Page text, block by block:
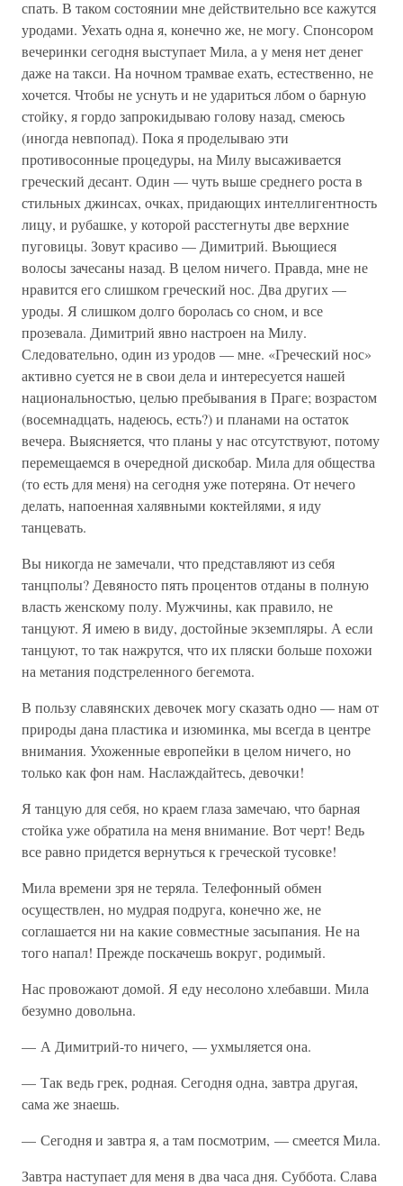
спать. В таком состоянии мне действительно все кажутся
уродами. Уехать одна я, конечно же, не могу. Спонсором
вечеринки сегодня выступает Мила, а у меня нет денег
даже на такси. На ночном трамвае ехать, естественно, не
хочется. Чтобы не уснуть и не удариться лбом о барную
стойку, я гордо запрокидываю голову назад, смеюсь
(иногда невпопад). Пока я проделываю эти
противосонные процедуры, на Милу высаживается
греческий десант. Один — чуть выше среднего роста в
стильных джинсах, очках, придающих интеллигентность
лицу, и рубашке, у которой расстегнуты две верхние
пуговицы. Зовут красиво — Димитрий. Вьющиеся
волосы зачесаны назад. В целом ничего. Правда, мне не
нравится его слишком греческий нос. Два других —
уроды. Я слишком долго боролась со сном, и все
прозевала. Димитрий явно настроен на Милу.
Следовательно, один из уродов — мне. «Греческий нос»
активно суется не в свои дела и интересуется нашей
национальностью, целью пребывания в Праге; возрастом
(восемнадцать, надеюсь, есть?) и планами на остаток
вечера. Выясняется, что планы у нас отсутствуют, потому
перемещаемся в очередной дискобар. Мила для общества
(то есть для меня) на сегодня уже потеряна. От нечего
делать, напоенная халявными коктейлями, я иду
танцевать.
Вы никогда не замечали, что представляют из себя
танцполы? Девяносто пять процентов отданы в полную
власть женскому полу. Мужчины, как правило, не
танцуют. Я имею в виду, достойные экземпляры. А если
танцуют, то так нажрутся, что их пляски больше похожи
на метания подстреленного бегемота.
В пользу славянских девочек могу сказать одно — нам от
природы дана пластика и изюминка, мы всегда в центре
внимания. Ухоженные европейки в целом ничего, но
только как фон нам. Наслаждайтесь, девочки!
Я танцую для себя, но краем глаза замечаю, что барная
стойка уже обратила на меня внимание. Вот черт! Ведь
все равно придется вернуться к греческой тусовке!
Мила времени зря не теряла. Телефонный обмен
осуществлен, но мудрая подруга, конечно же, не
соглашается ни на какие совместные засыпания. Не на
того напал! Прежде поскачешь вокруг, родимый.
Нас провожают домой. Я еду несолоно хлебавши. Мила
безумно довольна.
— А Димитрий-то ничего, — ухмыляется она.
— Так ведь грек, родная. Сегодня одна, завтра другая,
сама же знаешь.
— Сегодня и завтра я, а там посмотрим, — смеется Мила.
Завтра наступает для меня в два часа дня. Суббота. Слава